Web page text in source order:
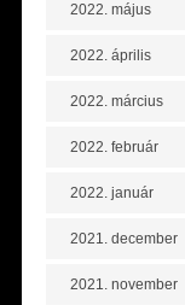
2022. május
2022. április
2022. március
2022. február
2022. január
2021. december
2021. november